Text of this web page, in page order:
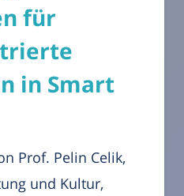
für
in Smart
Prof. Pelin Celik,
und Kultur,